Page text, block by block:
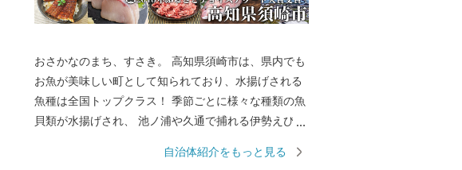
おさかなのまち、すさき。 高知県須崎市は、県内でも
お魚が美味しい町として知られており、水揚げされる
魚種は全国トップクラス！ 季節ごとに様々な種類の魚
貝類が水揚げされ、 池ノ浦や久通で捕れる伊勢えび
定で食べられるメジカの刺身も人気を集め、鮮度抜群
自治体紹介をもっと見る